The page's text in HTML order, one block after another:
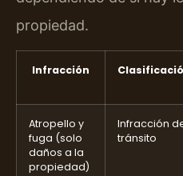
propiedad.
Infracción
Atropello y
fuga (solo
daños a la
propiedad)
Infracción
tránsito